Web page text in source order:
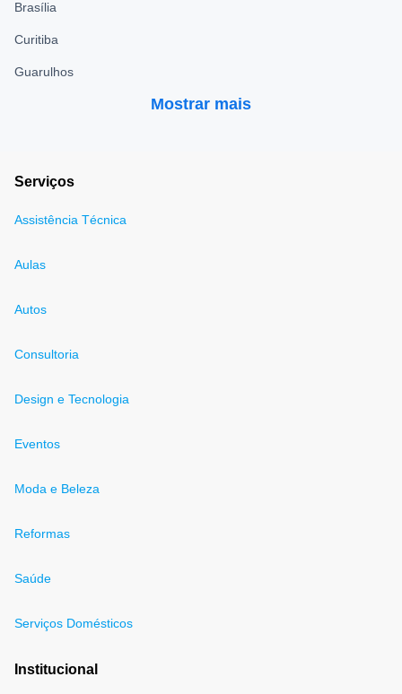
Brasília
Curitiba
Guarulhos
Mostrar mais
Serviços
Assistência Técnica
Aulas
Autos
Consultoria
Design e Tecnologia
Eventos
Moda e Beleza
Reformas
Saúde
Serviços Domésticos
Institucional